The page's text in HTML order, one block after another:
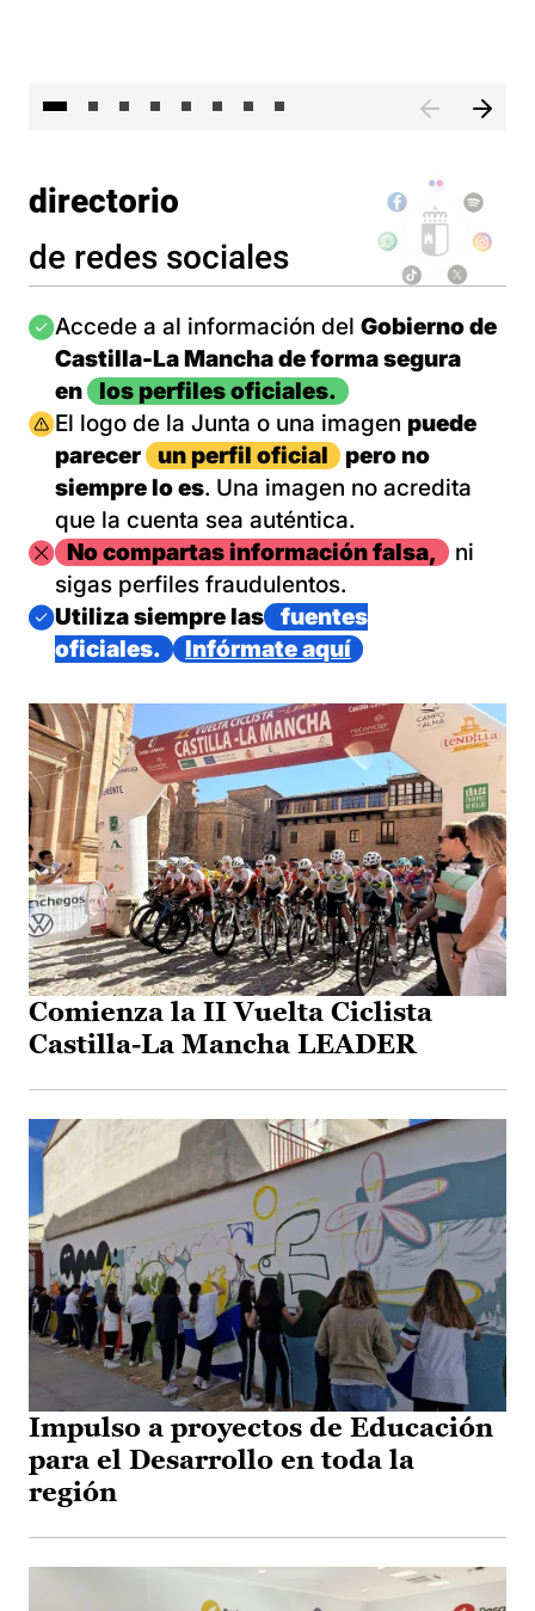
directorio
de redes sociales
Imagen
Accede a al información del Gobierno de
Castilla-La Mancha de forma segura
en
los perfiles oficiales.
Imagen
El logo de la Junta o una imagen puede
parecer
un perfil oficial
pero no
siempre lo es. Una imagen no acredita
que la cuenta sea auténtica.
ImagenNo compartas información falsa,
ni
sigas perfiles fraudulentos.
Imagen
Utiliza siempre las
fuentes
oficiales.
Infórmate aquí
Comienza la II Vuelta Ciclista
Castilla-La Mancha LEADER
Impulso a proyectos de Educación
para el Desarrollo en toda la
región